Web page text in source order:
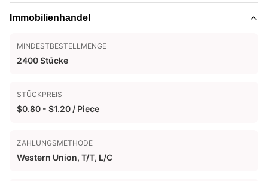
Immobilienhandel
MINDESTBESTELLMENGE
2400 Stücke
STÜCKPREIS
$0.80 - $1.20 / Piece
ZAHLUNGSMETHODE
Western Union, T/T, L/C